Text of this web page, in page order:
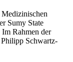
Sumy State
Rahmen der
Schwartz-